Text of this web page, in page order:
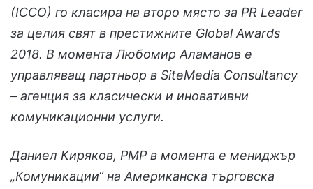
(ICCO) го класира на второ място за PR Leader
за целия свят в престижните Global Awards
2018. В момента Любомир Аламанов е
управляващ партньор в SiteMedia Consultancy
– агенция за класически и иновативни
комуникационни услуги.
Даниел Киряков, PMP в момента е мениджър
„Комуникации“ на Американска търговска